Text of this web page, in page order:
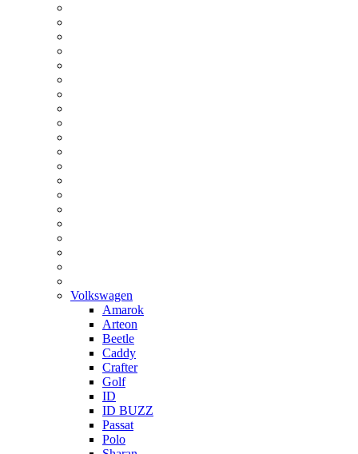
Volkswagen
Amarok
Arteon
Beetle
Caddy
Crafter
Golf
ID
ID BUZZ
Passat
Polo